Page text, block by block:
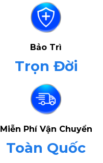
Bảo Trì
Trọn Đời
Miễn Phí Vận Chuyển
Toàn Quốc